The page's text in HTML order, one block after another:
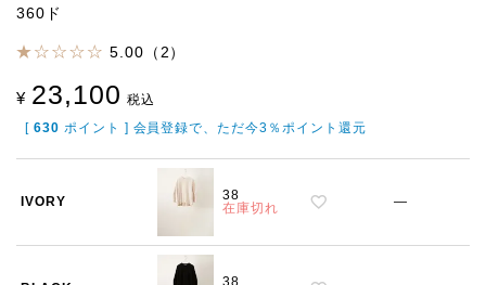
360ド
5.00（2）
¥ 23,100 税込
[ 630 ポイント ] 会員登録で、ただ今3％ポイント還元
IVORY
38
在庫切れ
—
38